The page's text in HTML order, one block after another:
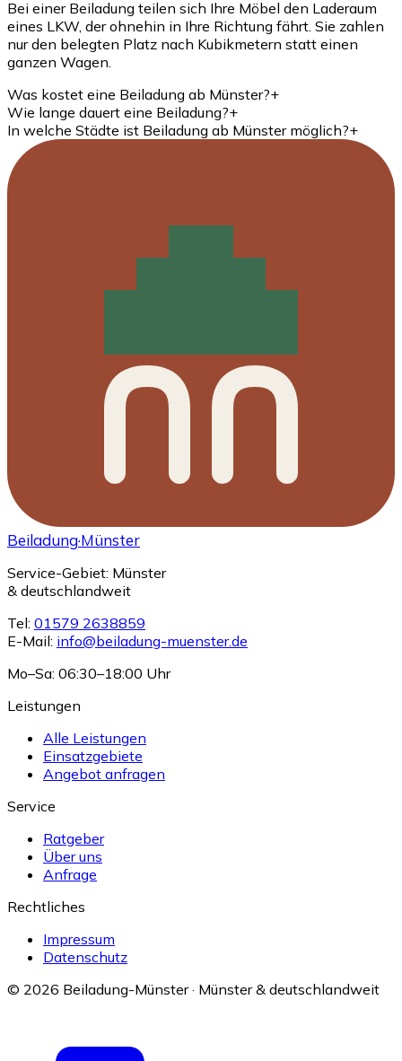
Bei einer Beiladung teilen sich Ihre Möbel den Laderaum
eines LKW, der ohnehin in Ihre Richtung fährt. Sie zahlen
nur den belegten Platz nach Kubikmetern statt einen
ganzen Wagen.
Was kostet eine Beiladung ab Münster?+
Wie lange dauert eine Beiladung?+
In welche Städte ist Beiladung ab Münster möglich?+
Beiladung·Münster
Service-Gebiet: Münster
& deutschlandweit
Tel: 01579 2638859
E-Mail: info@beiladung-muenster.de
Mo–Sa: 06:30–18:00 Uhr
Leistungen
Alle Leistungen
Einsatzgebiete
Angebot anfragen
Service
Ratgeber
Über uns
Anfrage
Rechtliches
Impressum
Datenschutz
© 2026 Beiladung-Münster · Münster & deutschlandweit